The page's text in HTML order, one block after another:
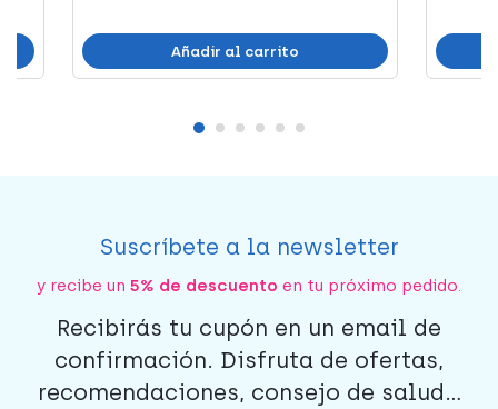
Añadir al carrito
Suscríbete a la newsletter
y recibe un 5% de descuento en tu próximo pedido.
Recibirás tu cupón en un email de
confirmación. Disfruta de ofertas,
recomendaciones, consejo de salud...